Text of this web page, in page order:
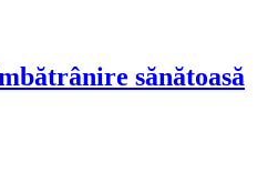
sănătoasă